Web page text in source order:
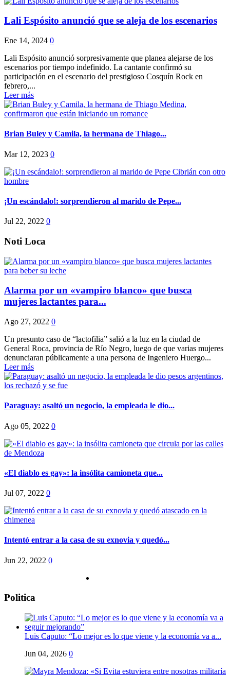
Lali Espósito anunció que se aleja de los escenarios
Ene 14, 2024 0
Lali Espósito anunció sorpresivamente que planea alejarse de los
escenarios por tiempo indefinido. La cantante confirmó su
participación en el escenario del prestigioso Cosquín Rock en
febrero,...
Leer más
Brian Buley y Camila, la hermana de Thiago...
Mar 12, 2023 0
¡Un escándalo!: sorprendieron al marido de Pepe...
Jul 22, 2022 0
Noti Loca
Alarma por un «vampiro blanco» que busca
mujeres lactantes para...
Ago 27, 2022 0
Un presunto caso de “lactofilia” salió a la luz en la ciudad de
General Roca, provincia de Río Negro, luego de que varias mujeres
denunciaran públicamente a una persona de Ingeniero Huergo...
Leer más
Paraguay: asaltó un negocio, la empleada le dio...
Ago 05, 2022 0
«El diablo es gay»: la insólita camioneta que...
Jul 07, 2022 0
Intentó entrar a la casa de su exnovia y quedó...
Jun 22, 2022 0
Politica
Luis Caputo: “Lo mejor es lo que viene y la economía va a...
Jun 04, 2026 0